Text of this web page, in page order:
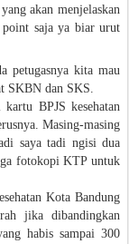
akan menjelaskan
point saja ya biar urut
petugasnya kita mau
SKBN dan SKS.
BPJS kesehatan
Masing-masing
saya tadi ngisi dua
fotokopi KTP untuk
Kota Bandung
jika dibandingkan
habis sampai 300